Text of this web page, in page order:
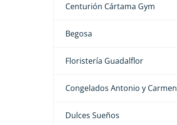
Centurión Cártama Gym
Begosa
Floristería Guadalflor
Congelados Antonio y Carmen
Dulces Sueños